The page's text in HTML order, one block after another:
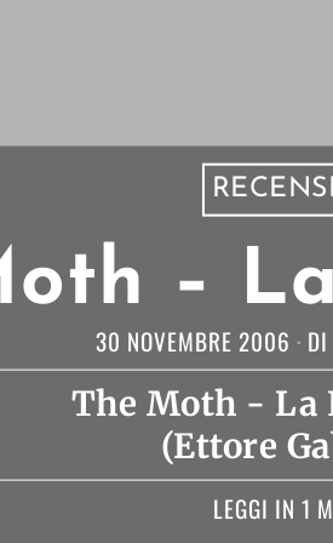
–
30 NOVEMBRE 2006 DI
The Moth - La
(Ettore
LEGGI IN 1